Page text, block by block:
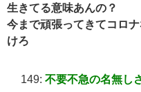
生きてる意味あんの？
今まで頑張ってきてコロ
けろ
149: 不要不急の名無し